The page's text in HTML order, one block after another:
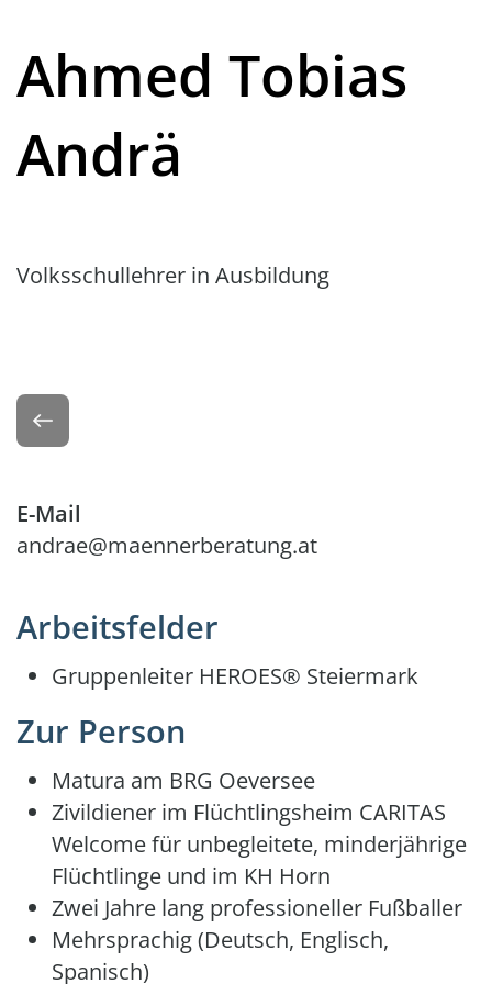
Ahmed Tobias
Andrä
Volksschullehrer in Ausbildung
Zurück
E-Mail
andrae@maennerberatung.at
Arbeitsfelder
Gruppenleiter HEROES® Steiermark
Zur Person
Matura am BRG Oeversee
Zivildiener im Flüchtlingsheim CARITAS
Welcome für unbegleitete, minderjährige
Flüchtlinge und im KH Horn
Zwei Jahre lang professioneller Fußballer
Mehrsprachig (Deutsch, Englisch,
Spanisch)